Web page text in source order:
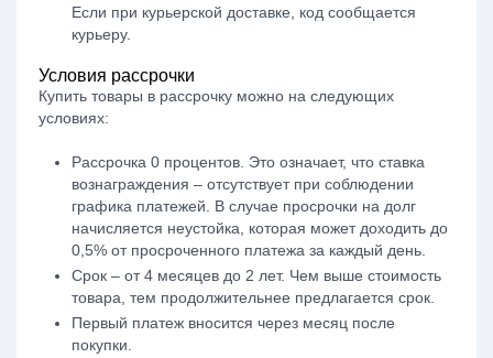
Если при курьерской доставке, код сообщается
курьеру.
Условия рассрочки
Купить товары в рассрочку можно на следующих
условиях:
Рассрочка 0 процентов . Это означает, что ставка
вознаграждения – отсутствует при соблюдении
графика платежей. В случае просрочки на долг
начисляется неустойка, которая может доходить до
0,5% от просроченного платежа за каждый день.
Срок – от 4 месяцев до 2 лет. Чем выше стоимость
товара, тем продолжительнее предлагается срок.
Первый платеж вносится через месяц после
покупки.